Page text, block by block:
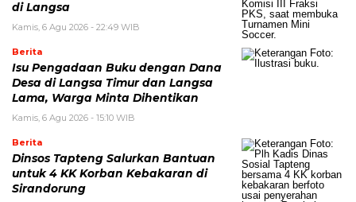
di Langsa
Kamis, 6 Agu 2026 - 22:49 WIB
Berita
Isu Pengadaan Buku dengan Dana
Desa di Langsa Timur dan Langsa
Lama, Warga Minta Dihentikan
Kamis, 6 Agu 2026 - 15:10 WIB
Berita
Dinsos Tapteng Salurkan Bantuan
untuk 4 KK Korban Kebakaran di
Sirandorung